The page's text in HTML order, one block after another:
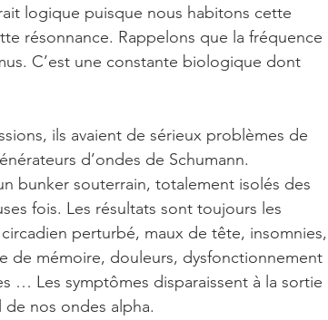
logique puisque nous habitons cette
résonnance. Rappelons que la fréquence
C’est une constante biologique dont
ils avaient de sérieux problèmes de
d’ondes de Schumann.
bunker souterrain, totalement isolés des
fois. Les résultats sont toujours les
perturbé, maux de tête, insomnies,
de mémoire, douleurs, dysfonctionnement
… Les symptômes disparaissent à la sortie
de nos ondes alpha.